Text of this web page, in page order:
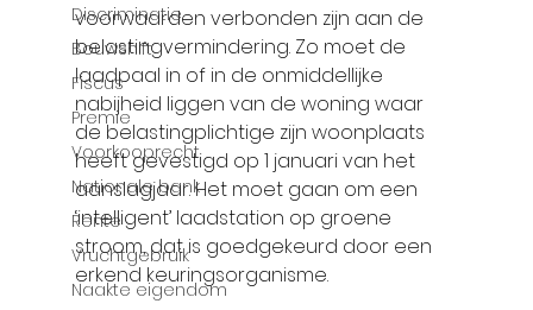
Discriminatie
Bouwshift
Fiscus
Premie
Voorkooprecht
Nationale bank
Rente
Vruchtgebruik
Naakte eigendom
voorwaarden verbonden zijn aan de
belastingvermindering. Zo moet de
laadpaal in of in de onmiddellijke
nabijheid liggen van de woning waar
de belastingplichtige zijn woonplaats
heeft gevestigd op 1 januari van het
aanslagjaar. Het moet gaan om een
‘intelligent’ laadstation op groene
stroom, dat is goedgekeurd door een
erkend keuringsorganisme.